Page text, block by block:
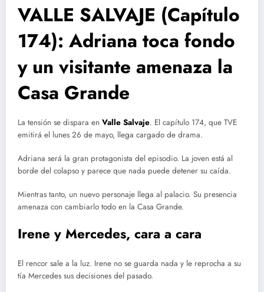
VALLE SALVAJE (Capítulo
174): Adriana toca fondo
y un visitante amenaza la
Casa Grande
La tensión se dispara en Valle Salvaje. El capítulo 174, que TVE
emitirá el lunes 26 de mayo, llega cargado de drama.
Adriana será la gran protagonista del episodio. La joven está al
borde del colapso y parece que nada puede detener su caída.
Mientras tanto, un nuevo personaje llega al palacio. Su presencia
amenaza con cambiarlo todo en la Casa Grande.
Irene y Mercedes, cara a cara
El rencor sale a la luz. Irene no se guarda nada y le reprocha a su
tía Mercedes sus decisiones del pasado.